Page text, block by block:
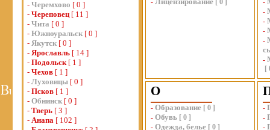
- Черемхово [ 0 ]
- Череповец[ 11 ]
- Чита [ 0 ]
- Южноуральск [ 0 ]
- Якутск [ 0 ]
- Ярославль [ 14 ]
- Подольск[ 1 ]
- Чехов [ 1 ]
- Луховицы [ 0 ]
- Псков [ 1 ]
- Обнинск [ 0 ]
- Тверь [ 3 ]
- Анапа [ 102 ]
-
[ 0 ] -
-
-
-
-
-
[
О
- Образование [ 0 ]
- Обувь [ 0 ]
- Одежда, белье [ 0 ]
-
-
-